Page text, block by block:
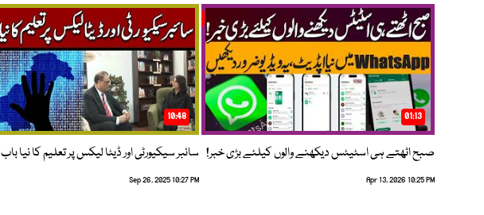
01:13
صبح اٹھتے ہی اسٹیٹس دیکھنے والوں کیلئے بڑی خبر!
Apr 13, 2026 10:25 PM
10:48
سائبر سیکیورٹی اور ڈیٹا لیکس پر تعلیم کا نیا باب
Sep 26, 2025 10:27 PM